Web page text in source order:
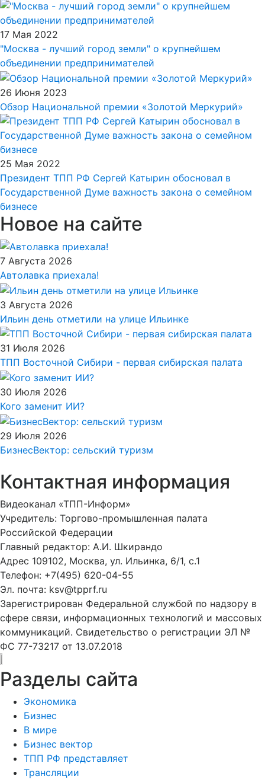
17 Мая 2022
"Москва - лучший город земли" о крупнейшем
объединении предпринимателей
26 Июня 2023
Обзор Национальной премии «Золотой Меркурий»
25 Мая 2022
Президент ТПП РФ Сергей Катырин обосновал в
Государственной Думе важность закона о семейном
бизнесе
Новое на сайте
7 Августа 2026
Автолавка приехала!
3 Августа 2026
Ильин день отметили на улице Ильинке
31 Июля 2026
ТПП Восточной Сибири - первая сибирская палата
30 Июля 2026
Кого заменит ИИ?
29 Июля 2026
БизнесВектор: сельский туризм
Контактная информация
Видеоканал «ТПП-Информ»
Учредитель: Торгово-промышленная палата
Российской Федерации
Главный редактор: А.И. Шкирандо
Адрес 109102, Москва, ул. Ильинка, 6/1, c.1
Телефон: +7(495) 620-04-55
Эл. почта: ksv@tpprf.ru
Зарегистрирован Федеральной службой по надзору в
сфере связи, информационных технологий и массовых
коммуникаций. Свидетельство о регистрации ЭЛ №
ФС 77-73217 от 13.07.2018
Разделы сайта
Экономика
Бизнес
В мире
Бизнес вектор
ТПП РФ представляет
Трансляции